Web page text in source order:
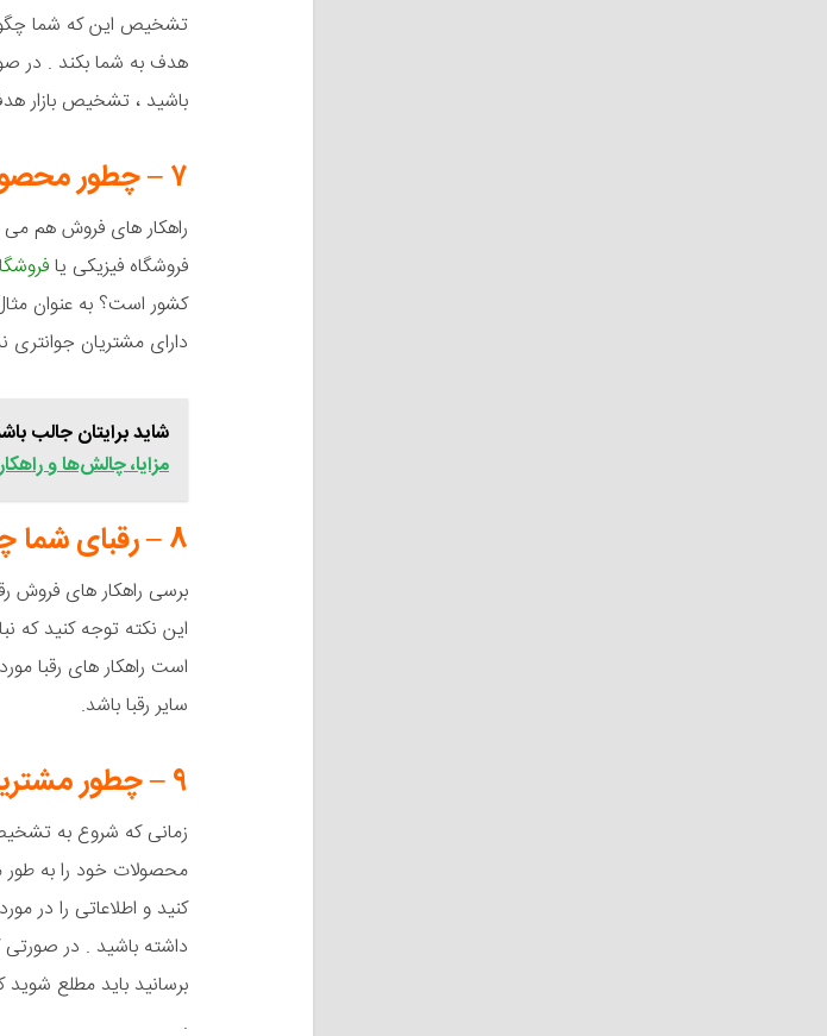
تشخیص این که شما
هدف به شما بکند . در
باشید ، تشخیص بازار
۷ – چطور محصولات یا خدماتم را به فروش می رسانم؟
راهکار های فروش هم می
فروشگاه فیزیکی یا
کشور است؟ به عنوان
دارای مشتریان
شاید برایتان جالب
مزایا، چالش‌ها و
۸ – رقبای شما چطور شروع کرده اند؟
برسی راهکار های فروش
این نکته توجه کنید که
است راهکار های رقبا
سایر رقبا باشد.
۹ – چطور مشتریانم را پیدا کنم؟
زمانی که شروع به
محصولات خود را به طور
کنید و اطلاعاتی را در
داشته باشید . در
برسانید باید مطلع
.